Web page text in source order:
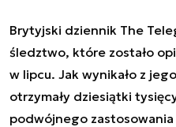
Brytyjski dziennik The
śledztwo, które zostało
w lipcu. Jak wynikało z
otrzymały dziesiątki
podwójnego zastosowania